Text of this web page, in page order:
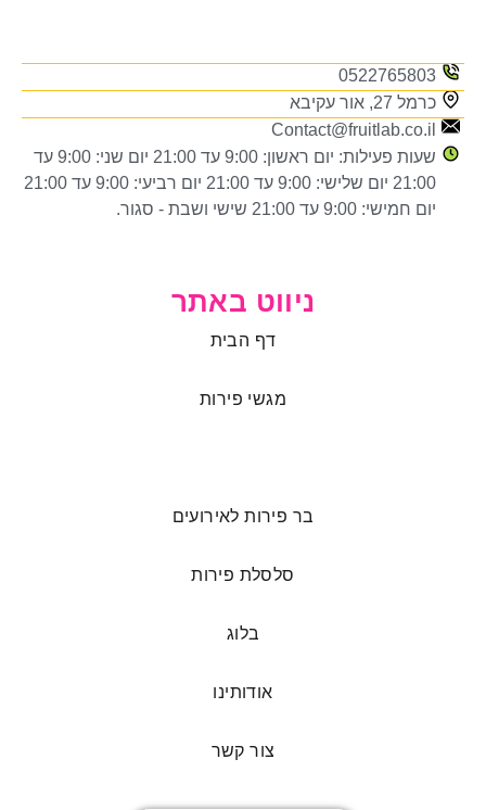
0522765803
כרמל 27, אור עקיבא
Contact@fruitlab.co.il
שעות פעילות: יום ראשון: 9:00 עד 21:00 יום שני: 9:00 עד
21:00 יום שלישי: 9:00 עד 21:00 יום רביעי: 9:00 עד 21:00
יום חמישי: 9:00 עד 21:00 שישי ושבת - סגור.
ניווט באתר
דף הבית
מגשי פירות
בר פירות לאירועים
סלסלת פירות
בלוג
אודותינו
צור קשר